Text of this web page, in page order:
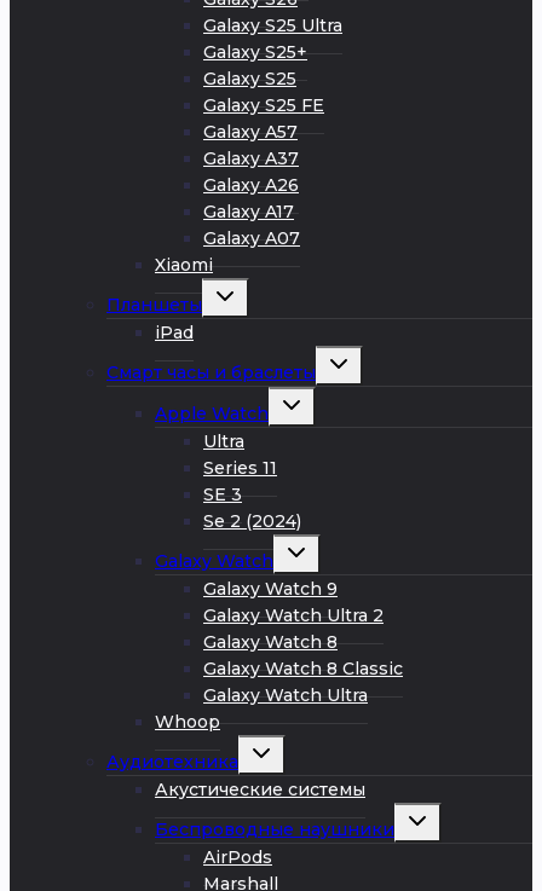
Galaxy S25 Ultra
Galaxy S25+
Galaxy S25
Galaxy S25 FE
Galaxy A57
Galaxy A37
Galaxy A26
Galaxy A17
Galaxy A07
Xiaomi
Планшеты
Развернуть
iPad
Смарт часы и браслеты
Развернуть
Apple Watch
Развернуть
Ultra
Series 11
SE 3
Se 2 (2024)
Galaxy Watch
Развернуть
меню
Galaxy Watch 9
Galaxy Watch Ultra 2
Galaxy Watch 8
Galaxy Watch 8 Classic
Galaxy Watch Ultra
Whoop
Аудиотехника
Развернуть
меню
Акустические системы
Беспроводные наушники
Развернуть
AirPods
Marshall